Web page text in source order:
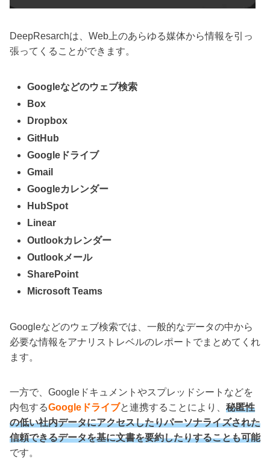
DeepResarchは、Web上のあらゆる媒体から情報を引っ
張ってくることができます。
Googleなどのウェブ検索
Box
Dropbox
GitHub
Googleドライブ
Gmail
Googleカレンダー
HubSpot
Linear
Outlookカレンダー
Outlookメール
SharePoint
Microsoft Teams
Googleなどのウェブ検索では、一般的なデータの中から
必要な情報をアナリストレベルのレポートでまとめてくれ
ます。
一方で、Googleドキュメントやスプレッドシートなどを
内包するGoogleドライブと連携することにより、 秘匿性
の低い社内データにアクセスしたりパーソナライズされた
信頼できるデータを基に文書を要約したりすることも可能
です。